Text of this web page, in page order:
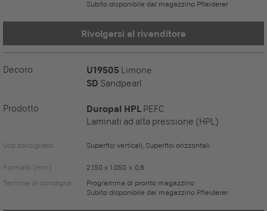
Subito disponibile dal magazzino Pfleiderer
Rivolgersi al rivenditore
Decoro U19505 Limone
SD Sandpearl
Prodotto Duropal HPL PEFC
Laminati ad alta pressione (HPL)
Uso consigliato Superfici verticali, Superfici orizzontali
Formato (mm)
2.150 x 1.050 x 0,8
Termine di consegna
Programma di pronto magazzino
Subito disponibile dal magazzino Pfleiderer